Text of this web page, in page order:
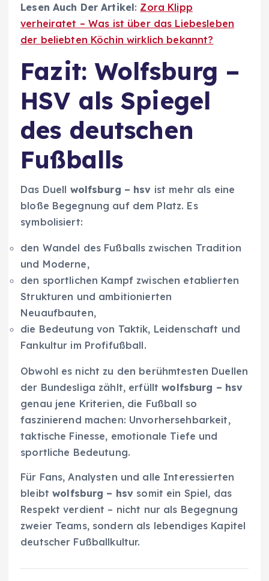
Lesen Auch Der Artikel: Zora Klipp
verheiratet – Was ist über das Liebesleben
der beliebten Köchin wirklich bekannt?
Fazit: Wolfsburg –
HSV als Spiegel
des deutschen
Fußballs
Das Duell wolfsburg – hsv ist mehr als eine
bloße Begegnung auf dem Platz. Es
symbolisiert:
den Wandel des Fußballs zwischen Tradition
und Moderne,
den sportlichen Kampf zwischen etablierten
Strukturen und ambitionierten
Neuaufbauten,
die Bedeutung von Taktik, Leidenschaft und
Fankultur im Profifußball.
Obwohl es nicht zu den berühmtesten Duellen
der Bundesliga zählt, erfülltwolfsburg – hsv
genau jene Kriterien, die Fußball so
faszinierend machen: Unvorhersehbarkeit,
taktische Finesse, emotionale Tiefe und
sportliche Bedeutung.
Für Fans, Analysten und alle Interessierten
bleibtwolfsburg – hsv somit ein Spiel, das
Respekt verdient – nicht nur als Begegnung
zweier Teams, sondern als lebendiges Kapitel
deutscher Fußballkultur.